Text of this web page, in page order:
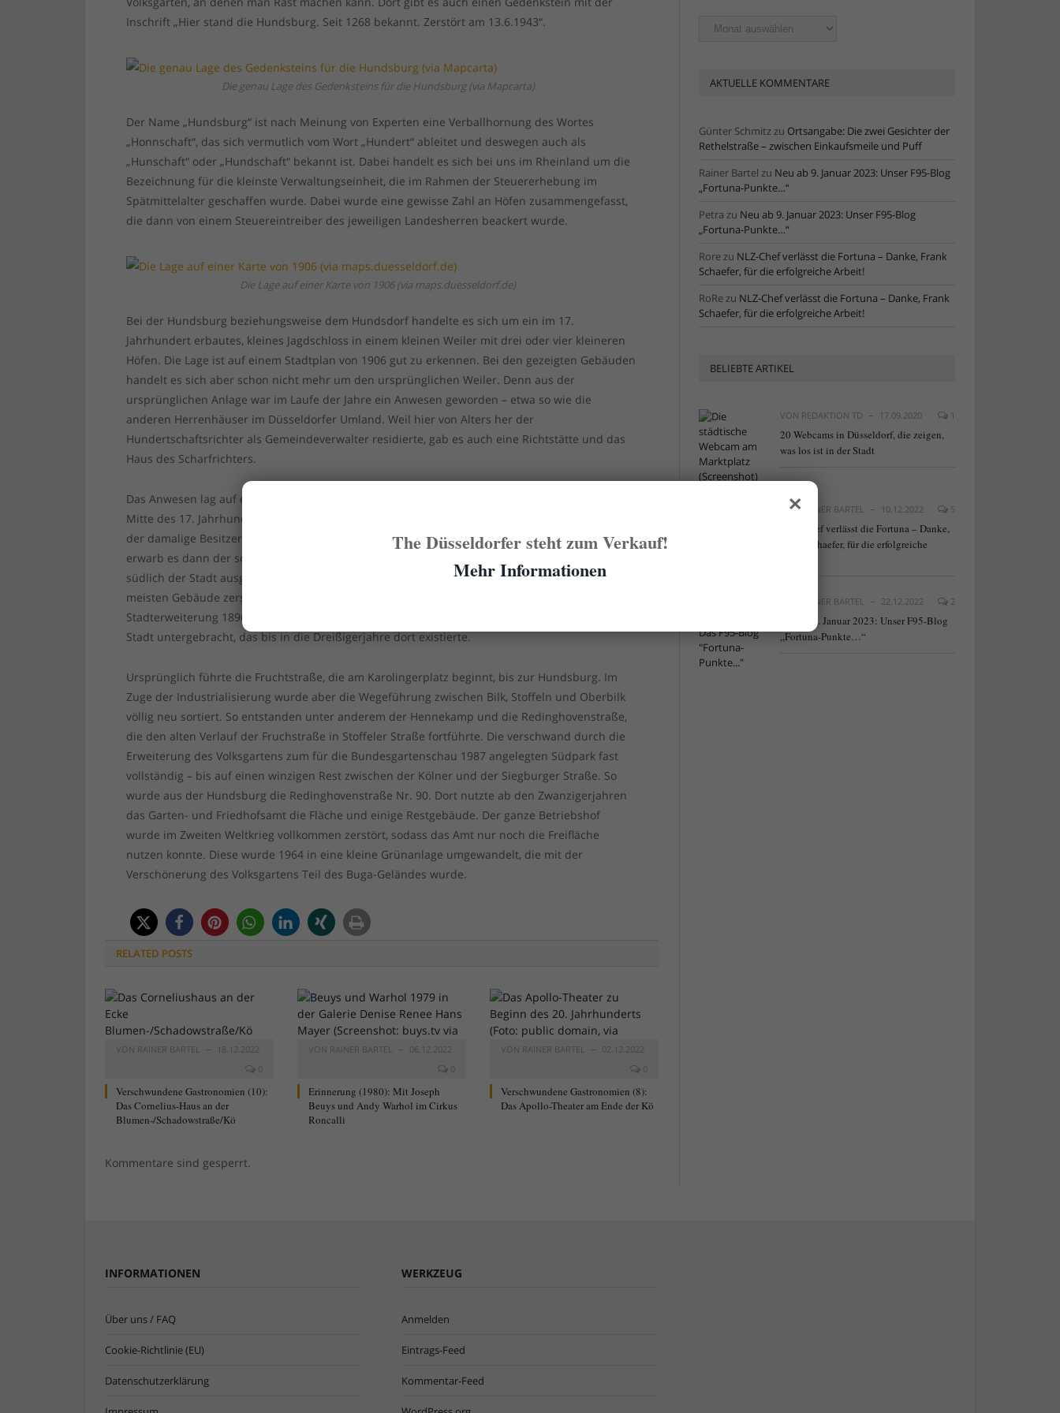
Inschrift „Hier stand die Hundsburg. Seit 1268 bekannt. Zerstört am 13.6.1943“.
Die genau Lage des Gedenksteins für die Hundsburg (via Mapcarta)
Der Name „Hundsburg“ ist nach Meinung von Experten eine Verballhornung des Wortes
„Honnschaft“, das sich vermutlich vom Wort „Hundert“ ableitet und deswegen auch als
„Hunschaft“ oder „Hundschaft“ bekannt ist. Dabei handelt es sich bei uns im Rheinland um die
Bezeichnung für die kleinste Verwaltungseinheit, die im Rahmen der Steuererhebung im
Spätmittelalter geschaffen wurde. Dabei wurde eine gewisse Zahl an Höfen zusammengefasst,
die dann von einem Steuereintreiber des jeweiligen Landesherren beackert wurde.
Die Lage auf einer Karte von 1906 (via maps.duesseldorf.de)
Bei der Hundsburg beziehungsweise dem Hundsdorf handelte es sich um ein im 17.
Jahrhundert erbautes, kleines Jagdschloss in einem kleinen Weiler mit drei oder vier kleineren
Höfen. Die Lage ist auf einem Stadtplan von 1906 gut zu erkennen. Bei den gezeigten Gebäuden
handelt es sich aber schon nicht mehr um den ursprünglichen Weiler. Denn aus der
ursprünglichen Anlage war im Laufe der Jahre ein Anwesen geworden – etwa so wie die
anderen Herrenhäuser im Düsseldorfer Umland. Weil hier von Alters her der
Hundertschaftsrichter als Gemeindeverwalter residierte, gab es auch eine Richtstätte und das
Haus des Scharfrichters.
Das Anwesen lag auf einem Hügel, der Hundsberg genannt wurde, sodass die Ansiedlung ab
Mitte des 17. Jahrhunderts über gut 150 Jahre einfach „Weiler am Hundsberg“ hieß. Nachdem
der damalige Besitzer ohne Erben gestorben war, wurde das Gut 1826 zwangsversteigert. 1832
erwarb es dann der schwerreiche Herzog von Arenberg, der auf Schloss Mickeln hauste und
südlich der Stadt ausgedehnte Ländereien besaß. Bei einem Brand im Jahr 1879 wurden die
meisten Gebäude zerstört, der Hof wurde nur teilweise wiederaufgebaut und im Zuge der
Stadterweiterung 1896 von der Stadt erworben. Hier war unter anderem das Armenhaus der
Stadt untergebracht, das bis in die Dreißigerjahre dort existierte.
Ursprünglich führte die Fruchtstraße, die am Karolingerplatz beginnt, bis zur Hundsburg. Im
Zuge der Industrialisierung wurde aber die Wegeführung zwischen Bilk, Stoffeln und Oberbilk
völlig neu sortiert. So entstanden unter anderem der Hennekamp und die Redinghovenstraße,
die den alten Verlauf der Fruchstraße in Stoffeler Straße fortführte. Die verschwand durch die
Erweiterung des Volksgartens zum für die Bundesgartenschau 1987 angelegten Südpark fast
vollständig – bis auf einen winzigen Rest zwischen der Kölner und der Siegburger Straße. So
wurde aus der Hundsburg die Redinghovenstraße Nr. 90. Dort nutzte ab den Zwanzigerjahren
das Garten- und Friedhofsamt die Fläche und einige Restgebäude. Der ganze Betriebshof
wurde im Zweiten Weltkrieg vollkommen zerstört, sodass das Amt nur noch die Freifläche
nutzen konnte. Diese wurde 1964 in eine kleine Grünanlage umgewandelt, die mit der
Verschönerung des Volksgartens Teil des Buga-Geländes wurde.
RELATED POSTS
VON RAINER BARTEL
18.12.2022
0
Verschwundene Gastronomien (10):
Das Cornelius-Haus an der
Blumen-/Schadowstraße/Kö
VON RAINER BARTEL
06.12.2022
0
Erinnerung (1980): Mit Joseph
Beuys und Andy Warhol im Cirkus
Roncalli
VON RAINER BARTEL
02.12.2022
0
Verschwundene Gastronomien (8):
Das Apollo-Theater am Ende der Kö
Kommentare sind gesperrt.
Ältere
AKTUELLE KOMMENTARE
Günter Schmitzzu Ortsangabe: Die zwei Gesichter der
Rethelstraße – zwischen Einkaufsmeile und Puff
Rainer Bartel zu Neu ab 9. Januar 2023: Unser F95-Blog
„Fortuna-Punkte…“
Petra zu Neu ab 9. Januar 2023: Unser F95-Blog
„Fortuna-Punkte…“
Rorezu NLZ-Chef verlässt die Fortuna – Danke, Frank
Schaefer, für die erfolgreiche Arbeit!
RoRezu NLZ-Chef verlässt die Fortuna – Danke, Frank
Schaefer, für die erfolgreiche Arbeit!
BELIEBTE ARTIKEL
VON REDAKTION TD 17.09.2020 1
20 Webcams in Düsseldorf, die zeigen,
was los ist in der Stadt
VON RAINER BARTEL 10.12.2022 5
NLZ-Chef verlässt die Fortuna – Danke,
Frank Schaefer, für die erfolgreiche
RAINER BARTEL 22.12.2022 2
Neu ab 9. Januar 2023: Unser F95-Blog
„Fortuna-Punkte…“
INFORMATIONEN
Über uns / FAQ
Cookie-Richtlinie (EU)
Datenschutzerklärung
WERKZEUG
Anmelden
Eintrags-Feed
Kommentar-Feed
×
The Düsseldorfer steht zum Verkauf!
Mehr Informationen